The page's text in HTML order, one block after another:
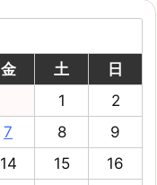
金 土
日
1
2
7 8
9
14 15
16